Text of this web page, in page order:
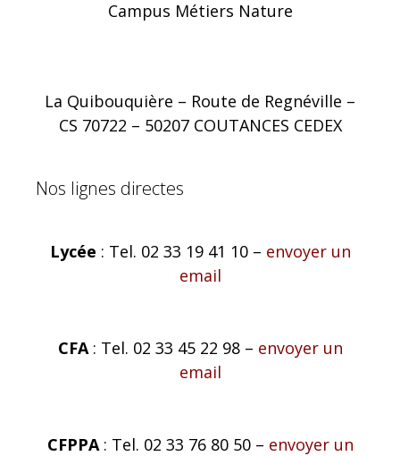
Campus Métiers Nature
La Quibouquière – Route de Regnéville –
CS 70722 – 50207 COUTANCES CEDEX
Nos lignes directes
Lycée : Tel. 02 33 19 41 10 – envoyer un
email
CFA: Tel. 02 33 45 22 98 – envoyer un
email
CFPPA: Tel. 02 33 76 80 50 – envoyer un